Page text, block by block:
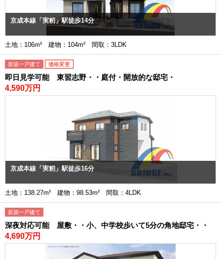
京成本線「実籾」駅徒歩14分
土地：106m² 建物：104m² 間取：3LDK
新築一戸建て 価格変更
即日見学可能 東習志野・・庭付・開放的な邸宅・
4,590万円
京成本線「実籾」駅徒歩16分
土地：138.27m² 建物：98.53m² 間取：4LDK
新築一戸建て
深夜対応可能 屋敷・・小、中学校歩いて5分の角地邸宅・・
4,690万円